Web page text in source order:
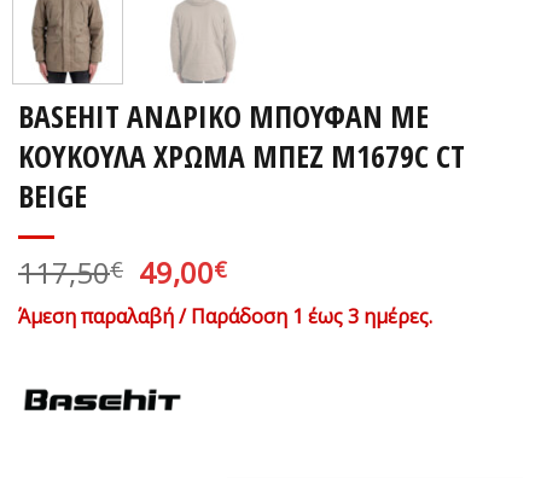
BASEHIT ΑΝΔΡΙΚΟ ΜΠΟΥΦΑΝ ΜΕ
ΚΟΥΚΟΥΛΑ ΧΡΩΜΑ ΜΠΕΖ Μ1679C CT
BEIGE
117,50€ Original
price
was:
49,00€Η
τρέχουσα
τιμή
Άμεση παραλαβή / Παράδοση 1 έως 3 ημέρες.